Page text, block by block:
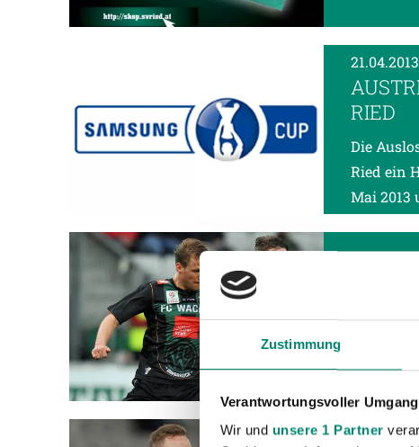
Zustimmung
Verantwortungsvoller
Wir und unsere 1 Partner
21.04.2013
RIED
Die
Ried ein
Mai 2013
Nach
von